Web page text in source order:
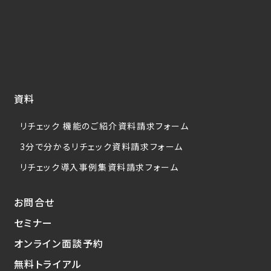
資料
リチェック 機能のご紹介資料請求フォーム
3分で分かるリチェック資料請求フォーム
リチェック導入事例集資料請求フォーム
お問合せ
セミナー
オンライン面談予約
無料トライアル